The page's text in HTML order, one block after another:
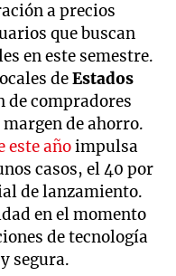
a precios
que buscan
en este semestre.
deEstados
de compradores
de ahorro.
este añoimpulsa
casos, el 40 por
de lanzamiento.
en el momento
de tecnología
segura.